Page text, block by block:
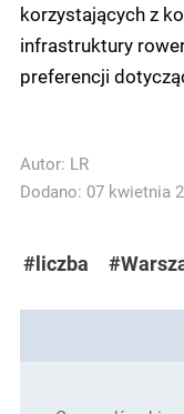
korzystających z
infrastruktury
preferencji
Autor: LR
Dodano: 07 kwietnia
#liczba